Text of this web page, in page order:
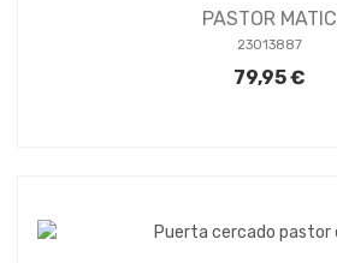
PASTOR MATIC
23013887
79,95 €